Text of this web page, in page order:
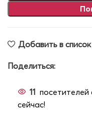
Добавить в
Поделиться:
11
сейчас!